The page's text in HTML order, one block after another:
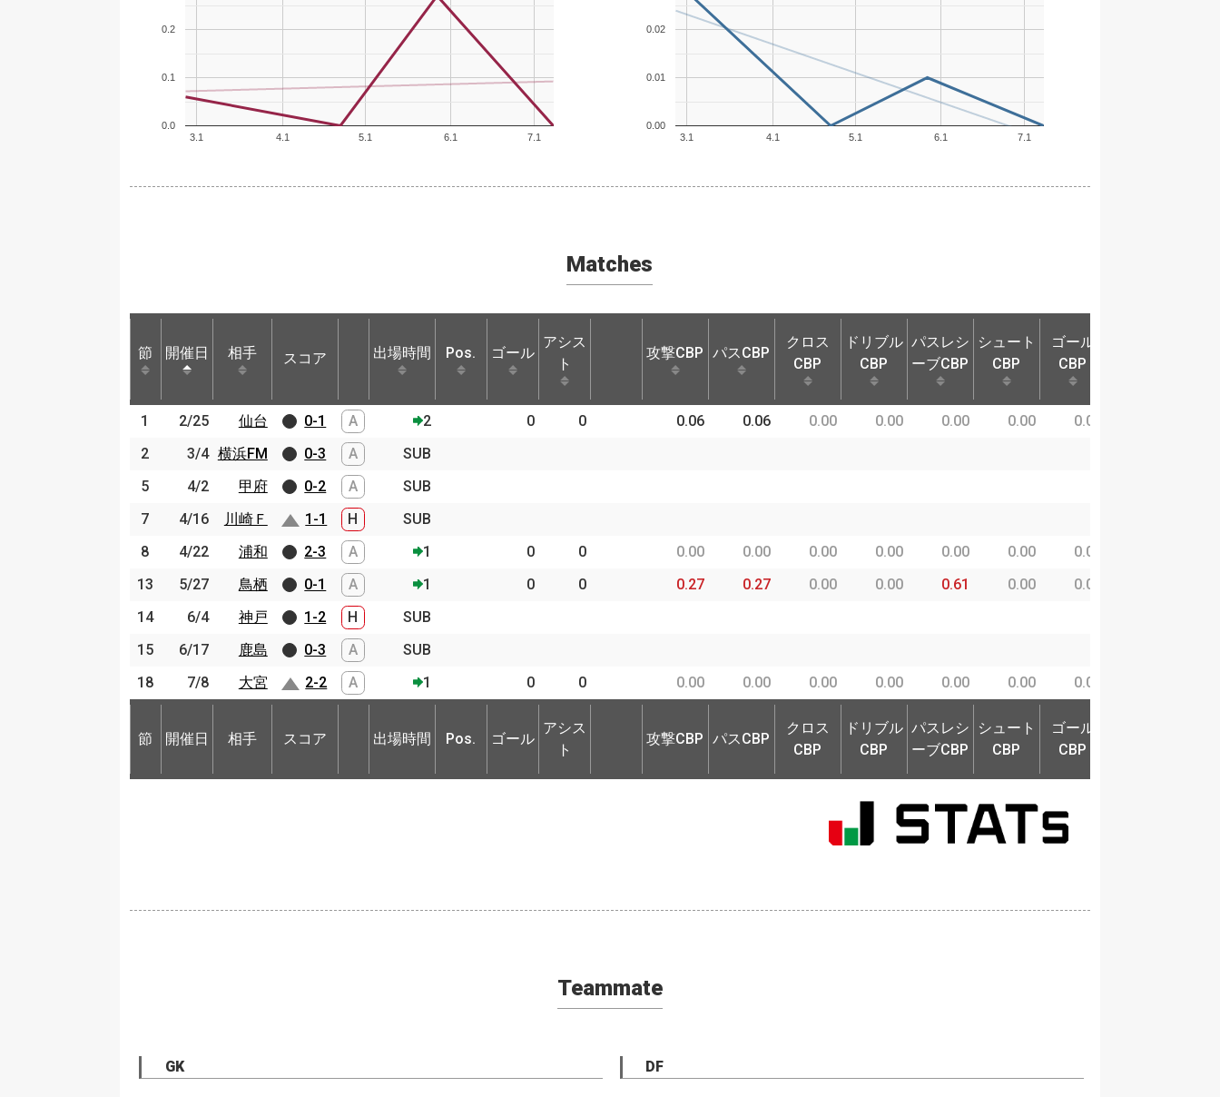
3.1 4.1 5.1 6.1 7.1
0.0
0.1
0.2
3.1 4.1 5.1 6.1 7.1
0.00
0.01
0.02
Matches
節 開催日 相手 スコア 出場時間 Pos. ゴール
アシス
ト
攻撃CBP パスCBP
クロス
CBP
ドリブル
CBP
パスレシ
ーブCBP
シュート
CBP
ゴール
CBP
節 開催日 相手 スコア 出場時間 ゴール
アシス
攻撃CBP パスCBP
クロス
ドリブル
パスレシ
シュート
ゴール
ト
CBP
CBP
ーブCBP
CBP
CBP
1 2/25 仙台 0-1 A 2 0 0 0.06 0.06 0.00 0.00 0.00 0.00 0.00
2
3/4 横浜FM 0-3 A
SUB
5
4/2 甲府 0-2 A
SUB
7
4/16 川崎Ｆ 1-1 H
SUB
8
4/22 浦和 2-3 A 1 0 0 0.00 0.00 0.00 0.00 0.00 0.00 0.00
13
5/27 鳥栖 0-1 A 1 0 0 0.27 0.27 0.00 0.00 0.61 0.00 0.00
14
6/4 神戸 1-2 H
SUB
15
6/17 鹿島 0-3 A
SUB
18
7/8 大宮 2-2 A 1 0 0 0.00 0.00 0.00 0.00 0.00 0.00 0.00
節 開催日 相手 スコア 出場時間 Pos. ゴール
アシス
ト
攻撃CBP パスCBP
クロス
CBP
ドリブル
CBP
パスレシ
ーブCBP
シュート
CBP
ゴール
CBP
節 開催日 相手
1 2/25
仙台
2
3/4 横浜FM
5
4/2
甲府
7
4/16
川崎Ｆ
8
4/22
浦和
13
5/27
鳥栖
14
6/4
神戸
15
6/17
鹿島
18
7/8 大宮
節 開催日 相手
Teammate
GK DF